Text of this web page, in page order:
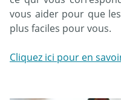
vous aider pour que
plus faciles pour vous.
Cliquez ici pour en